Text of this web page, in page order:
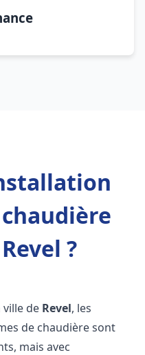
?
ville de Revel, les
de chaudière sont
mais avec